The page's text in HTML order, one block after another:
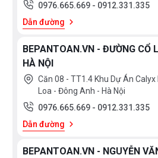
0976.665.669 - 0912.331.335
Dẫn đường
BEPANTOAN.VN - ĐƯỜNG CỔ
HÀ NỘI
Căn 08 - TT1.4 Khu Dự Án
Loa - Đông Anh - Hà Nội
0976.665.669 - 0912.331.335
Dẫn đường
BEPANTOAN.VN - NGUYỄN